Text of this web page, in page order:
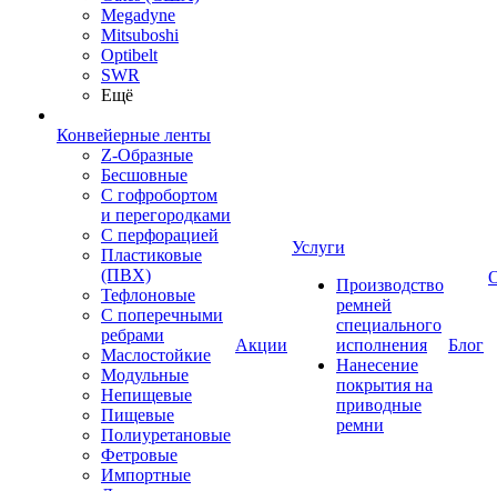
Megadyne
Mitsuboshi
Optibelt
SWR
Ещё
Конвейерные ленты
Z-Образные
Бесшовные
С гофробортом
и перегородками
С перфорацией
Пластиковые
(ПВХ)
Тефлоновые
С поперечными
ребрами
Маслостойкие
Модульные
Непищевые
Пищевые
Полиуретановые
Фетровые
Импортные
Акции
Услуги
Производство
ремней
специального
исполнения
Нанесение
покрытия на
приводные
ремни
Блог